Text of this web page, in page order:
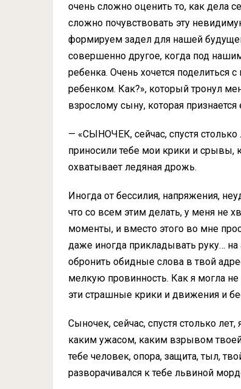
очень сложно оценить то, как дела
сложно почувствовать эту
формируем задел для нашей
совершенно другое, когда под
ребенка. Очень хочется поделиться
ребенком. Как?», который тронул
взрослому сыну, которая
— «СЫНОЧЕК, сейчас, спустя столько
приносили тебе мои крики и срывы,
охватывает ледяная дрожь.
Иногда от бессилия, напряжения,
что со всем этим делать, у меня не
моменты, и вместо этого во мне
даже иногда прикладывать руку…
обронить обидные слова в твой
мелкую провинность. Как я могла не
эти страшные крики и движения и
Сыночек, сейчас, спустя столько
каким ужасом, каким взрывом
тебе человек, опора, защита, тыл,
разворачивался к тебе львиной